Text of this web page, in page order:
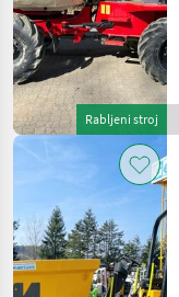
Rabljeni stroj